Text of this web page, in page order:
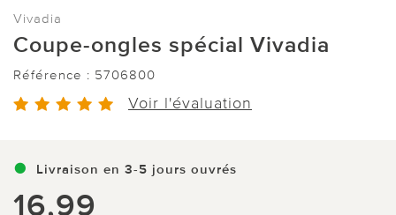
Vivadia
Coupe-ongles spécial Vivadia
Référence : 5706800
Voir l'évaluation
Livraison en 3-5 jours ouvrés
16,99